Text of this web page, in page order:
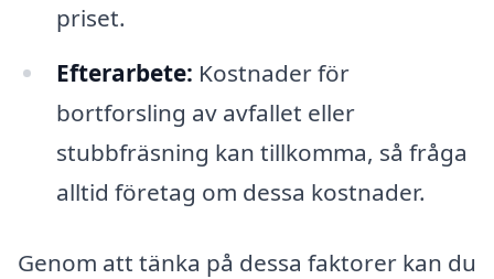
priset.
Efterarbete: Kostnader för
bortforsling av avfallet eller
stubbfräsning kan tillkomma, så fråga
alltid företag om dessa kostnader.
Genom att tänka på dessa faktorer kan du